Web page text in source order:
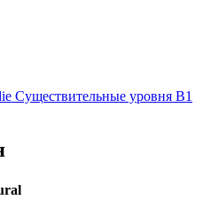
Существительные уровня B1